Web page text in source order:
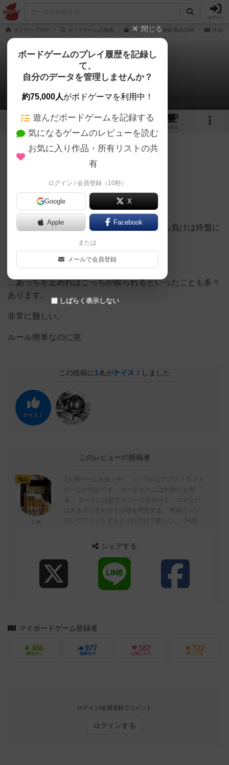
ログイン
ボドゲーマTOP ボードゲームの検索 ツィクストの通販/商品詳細 作品デ
ツィクスト
くみさんのレビュー
6 21
カフェ
132名 1名 0 約1年前
ガチガチのアブストラクトゲーム。
私は好きです。
対面に繋ぎ終わらずとも、将棋のように勝ち負けは終盤に
近づけば分かります。
一手ミスるともうとめられない。
…あっちを止めればこっちが取られるといったことも多々
あります。
非常に難しい。
ルール簡単なのに笑
この投稿に1名がナイス！ しました
ナイス！
このレビューの投稿者
仙人
くみ
2人用ゲームを漁り中。 シンプルなアブストラクト
ゲームが好みです。 ボードゲームは中身にも拘
る。 カードには必ずスリーブを付けて、コマなど
は大きさに合わせて小箱を用意する。 外箱とシン
デレラフィットするとそれだけで嬉しい。 小4息子
シェアする
マイボードゲーム登録者
456
興味あり
977
経験あり
187
お気に入り
722
持ってる
ログイン/会員登録でコメント
ログインする
閉じる
ボードゲームのプレイ履歴を記録し
て、
自分のデータを管理しませんか？
約75,000人がボドゲーマを利用中！
遊んだボードゲームを記録する
気になるゲームのレビューを読む
お気に入り作品・所有リストの共
有
ログイン / 会員登録（10秒）
Google X
Apple Facebook
または
メールで会員登録
しばらく表示しない